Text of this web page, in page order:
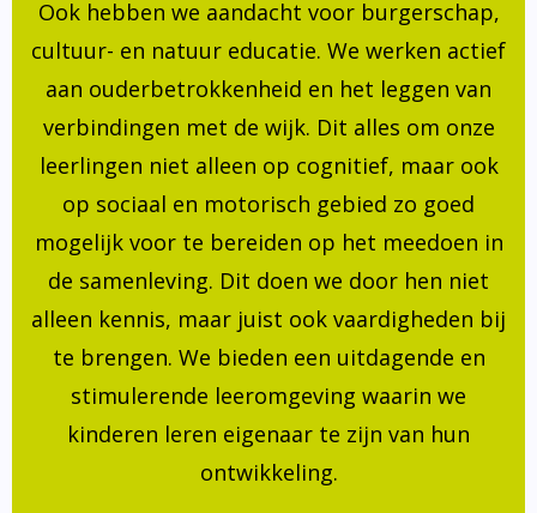
Ook hebben we aandacht voor burgerschap,
cultuur- en natuur educatie. We werken actief
aan ouderbetrokkenheid en het leggen van
verbindingen met de wijk. Dit alles om onze
leerlingen niet alleen op cognitief, maar ook
op sociaal en motorisch gebied zo goed
mogelijk voor te bereiden op het meedoen in
de samenleving. Dit doen we door hen niet
alleen kennis, maar juist ook vaardigheden bij
te brengen. We bieden een uitdagende en
stimulerende leeromgeving waarin we
kinderen leren eigenaar te zijn van hun
ontwikkeling.